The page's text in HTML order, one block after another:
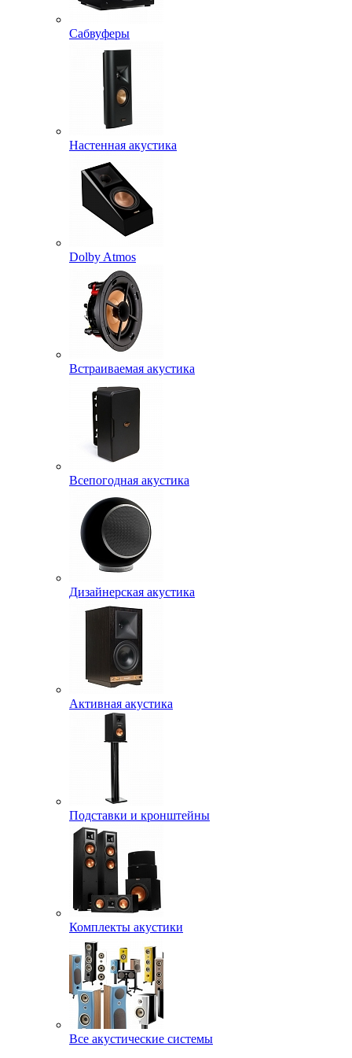
Сабвуферы
Настенная акустика
Dolby Atmos
Встраиваемая акустика
Всепогодная акустика
Дизайнерская акустика
Активная акустика
Подставки и кронштейны
Комплекты акустики
Все акустические системы